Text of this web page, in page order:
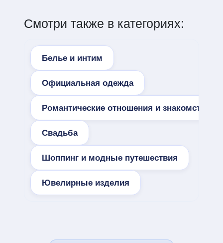
Смотри также в категориях:
Белье и интим
Официальная одежда
Романтические отношения и знакомства
Свадьба
Шоппинг и модные путешествия
Ювелирные изделия